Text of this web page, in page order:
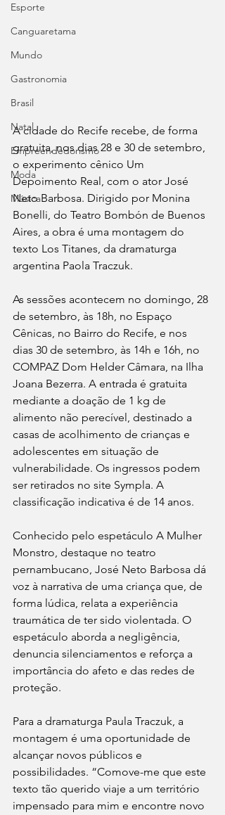
Esporte
Canguaretama
Mundo
Gastronomia
Brasil
Natal
Empreendedorismo
Moda
Música
A cidade do Recife recebe, de forma
gratuita, nos dias 28 e 30 de setembro,
o experimento cênico Um
Depoimento Real, com o ator José
Neto Barbosa. Dirigido por Monina
Bonelli, do Teatro Bombón de Buenos
Aires, a obra é uma montagem do
texto Los Titanes, da dramaturga
argentina Paola Traczuk.
As sessões acontecem no domingo, 28
de setembro, às 18h, no Espaço
Cênicas, no Bairro do Recife, e nos
dias 30 de setembro, às 14h e 16h, no
COMPAZ Dom Helder Câmara, na Ilha
Joana Bezerra. A entrada é gratuita
mediante a doação de 1 kg de
alimento não perecível, destinado a
casas de acolhimento de crianças e
adolescentes em situação de
vulnerabilidade. Os ingressos podem
ser retirados no site Sympla. A
classificação indicativa é de 14 anos.
Conhecido pelo espetáculo A Mulher
Monstro, destaque no teatro
pernambucano, José Neto Barbosa dá
voz à narrativa de uma criança que, de
forma lúdica, relata a experiência
traumática de ter sido violentada. O
espetáculo aborda a negligência,
denuncia silenciamentos e reforça a
importância do afeto e das redes de
proteção.
Para a dramaturga Paula Traczuk, a
montagem é uma oportunidade de
alcançar novos públicos e
possibilidades. “Comove-me que este
texto tão querido viaje a um território
impensado para mim e encontre novo